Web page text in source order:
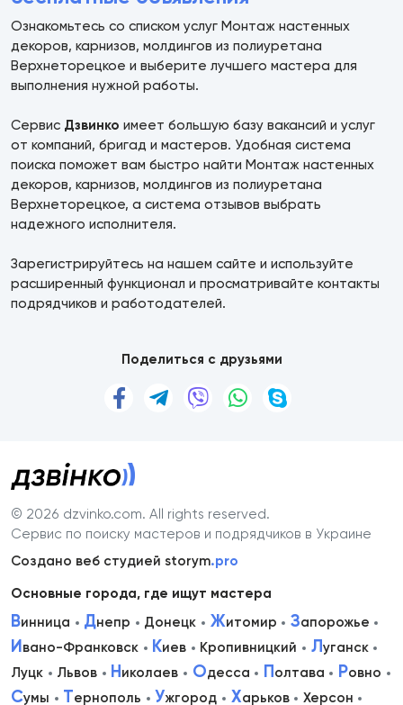
Ознакомьтесь со списком услуг Монтаж настенных
декоров, карнизов, молдингов из полиуретана
Верхнеторецкое и выберите лучшего мастера для
выполнения нужной работы.
Сервис Дзвинко имеет большую базу вакансий и услуг
от компаний, бригад и мастеров. Удобная система
поиска поможет вам быстро найти Монтаж настенных
декоров, карнизов, молдингов из полиуретана
Верхнеторецкое, а система отзывов выбрать
надежного исполнителя.
Зарегистрируйтесь на нашем сайте и используйте
расширенный функционал и просматривайте контакты
подрядчиков и работодателей.
Поделиться с друзьями
© 2026 dzvinko.com. All rights reserved.
Сервис по поиску мастеров и подрядчиков в Украине
Создано веб студией storym.pro
Основные города, где ищут мастера
Винница Днепр Донецк Житомир Запорожье
Ивано-Франковск Киев Кропивницкий Луганск
Луцк
Львов Николаев Одесса Полтава Ровно
Сумы Тернополь Ужгород Харьков Херсон